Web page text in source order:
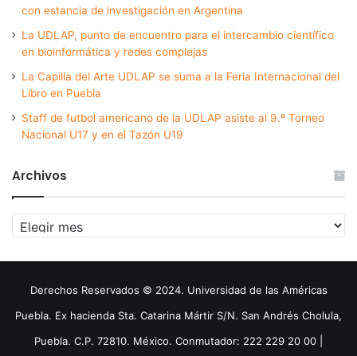
con estancia de investigación en Argentina
La UDLAP, punto de encuentro para el intercambio científico
en bioinformática y redes complejas
La Capilla del Arte UDLAP se suma a la Feria Internacional del
Libro en Puebla
Staff de futbol americano de la UDLAP asiste al 9.º Torneo
Nacional U17 y en el Tazón U19
Archivos
Archivos
Derechos Reservados © 2024. Universidad de las Américas
Puebla. Ex hacienda Sta. Catarina Mártir S/N. San Andrés Cholula,
Puebla. C.P. 72810. México. Conmutador: 222 229 20 00 |